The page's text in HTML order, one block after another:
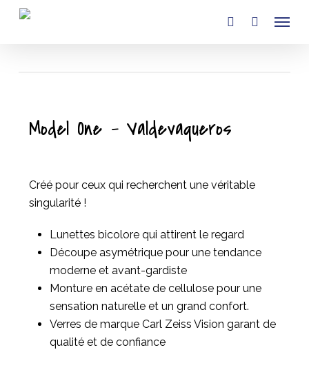
Skip
account
Menu
Model One – Valdevaqueros
Créé pour ceux qui recherchent une véritable
singularité !
Lunettes bicolore qui attirent le regard
Découpe asymétrique pour une tendance
moderne et avant-gardiste
Monture en acétate de cellulose pour une
sensation naturelle et un grand confort.
Verres de marque Carl Zeiss Vision garant de
qualité et de confiance